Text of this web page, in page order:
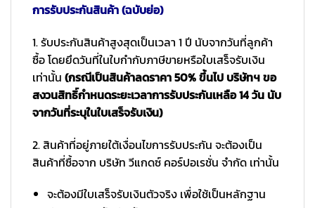
การรับประกันสินค้า (ฉบับย่อ)
1. รับประกันสินค้าสูงสุดเป็นเวลา 1 ปี นับจากวันที่ลูกค้า
ซื้อ โดยยึดวันที่ในใบกำกับภาษีขายหรือใบเสร็จรับเงิน
เท่านั้น (กรณีเป็นสินค้าลดราคา 50% ขึ้นไป บริษัทฯ ขอ
สงวนสิทธิ์กำหนดระยะเวลาการรับประกันเหลือ 14 วัน นับ
จากวันที่ระบุในใบเสร็จรับเงิน)
2. สินค้าที่อยู่ภายใต้เงื่อนไขการรับประกัน จะต้องเป็น
สินค้าที่ซื้อจาก บริษัท วีแกดซ์ คอร์ปอเรชั่น จำกัด เท่านั้น
จะต้องมีใบเสร็จรับเงินตัวจริง เพื่อใช้เป็นหลักฐาน